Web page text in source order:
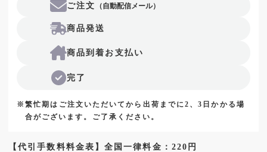
ご注文 （自動配信メール）
商品発送
商品到着 お支払い
完了
※繁忙期はご注文いただいてから出荷までに2、3日かかる場
合がございます。ご了承ください。
【代引手数料料金表】全国一律料金：220円